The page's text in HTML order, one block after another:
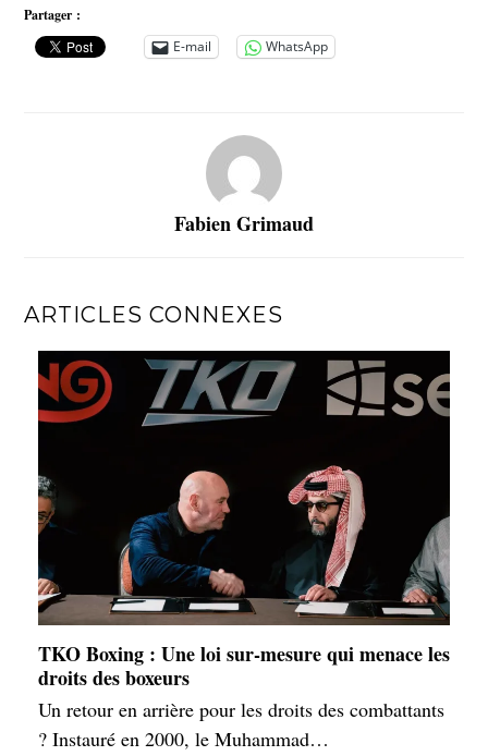
Partager :
E-mail
WhatsApp
Fabien Grimaud
ARTICLES CONNEXES
TKO Boxing : Une loi sur-mesure qui menace les
droits des boxeurs
Un retour en arrière pour les droits des combattants
? Instauré en 2000, le Muhammad…